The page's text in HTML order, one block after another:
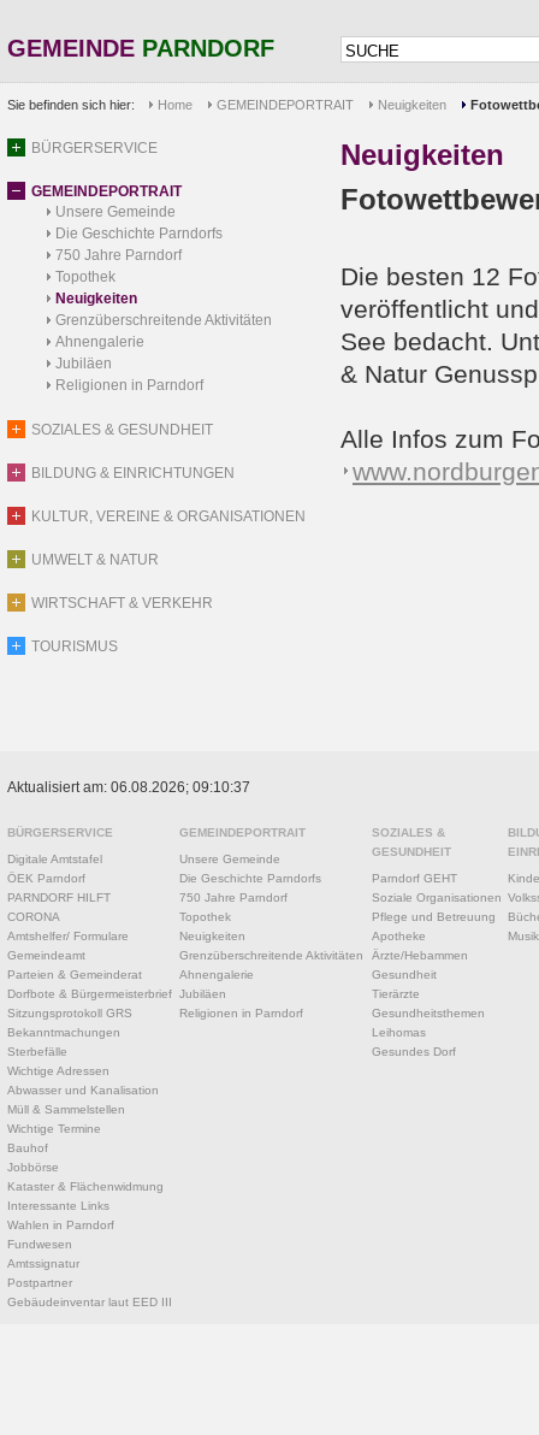
GEMEINDE PARNDORF
Sie befinden sich hier: Home GEMEINDEPORTRAIT Neuigkeiten
BÜRGERSERVICE
GEMEINDEPORTRAIT
Unsere Gemeinde
Die Geschichte Parndorfs
750 Jahre Parndorf
Topothek
Neuigkeiten
Grenzüberschreitende Aktivitäten
Ahnengalerie
Jubiläen
Religionen in Parndorf
SOZIALES & GESUNDHEIT
BILDUNG & EINRICHTUNGEN
KULTUR, VEREINE & ORGANISATIONEN
UMWELT & NATUR
WIRTSCHAFT & VERKEHR
TOURISMUS
Neuigkeiten
Die besten 12
veröffentlicht
See bedacht.
& Natur
Alle Infos zum
Aktualisiert am: 06.08.2026; 09:10:37
BÜRGERSERVICE
Digitale Amtstafel
ÖEK Parndorf
PARNDORF HILFT
CORONA
Amtshelfer/ Formulare
Gemeindeamt
Parteien & Gemeinderat
Dorfbote & Bürgermeisterbrief
Sitzungsprotokoll GRS
Bekanntmachungen
Sterbefälle
Wichtige Adressen
Abwasser und Kanalisation
Müll & Sammelstellen
Wichtige Termine
Bauhof
Jobbörse
Kataster & Flächenwidmung
Interessante Links
Wahlen in Parndorf
Fundwesen
Amtssignatur
Postpartner
Gebäudeinventar laut EED III
GEMEINDEPORTRAIT
Unsere Gemeinde
Die Geschichte Parndorfs
750 Jahre Parndorf
Topothek
Neuigkeiten
Grenzüberschreitende Aktivitäten
Ahnengalerie
Jubiläen
Religionen in Parndorf
SOZIALES &
GESUNDHEIT
Parndorf GEHT
Soziale Organisationen
Pflege und Betreuung
Apotheke
Ärzte/Hebammen
Gesundheit
Tierärzte
Gesundheitsthemen
Leihomas
Gesundes Dorf